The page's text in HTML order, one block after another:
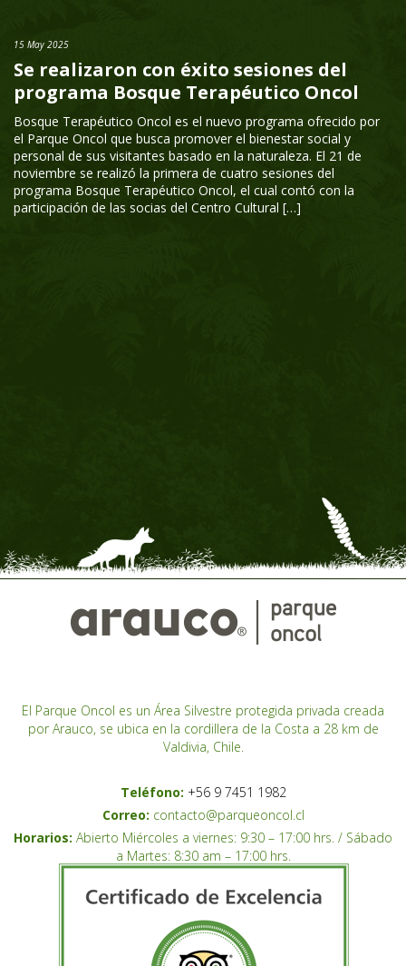
15 May 2025
Se realizaron con éxito sesiones del
programa Bosque Terapéutico Oncol
Bosque Terapéutico Oncol es el nuevo programa ofrecido por
el Parque Oncol que busca promover el bienestar social y
personal de sus visitantes basado en la naturaleza. El 21 de
noviembre se realizó la primera de cuatro sesiones del
programa Bosque Terapéutico Oncol, el cual contó con la
participación de las socias del Centro Cultural […]
El Parque Oncol es un Área Silvestre protegida privada creada
por Arauco, se ubica en la cordillera de la Costa a 28 km de
Valdivia, Chile.
Teléfono: +56 9 7451 1982
Correo: contacto@parqueoncol.cl
Horarios: Abierto Miércoles a viernes: 9:30 – 17:00 hrs. / Sábado
a Martes: 8:30 am – 17:00 hrs.